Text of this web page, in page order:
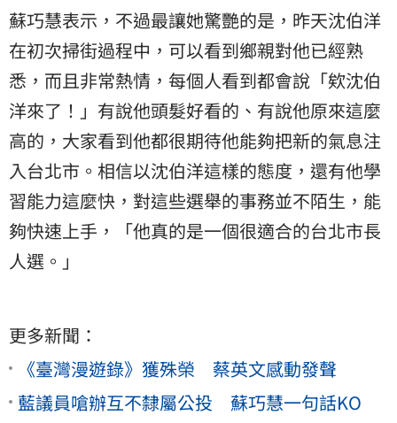
蘇巧慧表示，不過最讓她驚艷的是，昨天沈伯洋
在初次掃街過程中，可以看到鄉親對他已經熟
悉，而且非常熱情，每個人看到都會說「欸沈伯
洋來了！」有說他頭髮好看的、有說他原來這麼
高的，大家看到他都很期待他能夠把新的氣息注
入台北市。相信以沈伯洋這樣的態度，還有他學
習能力這麼快，對這些選舉的事務並不陌生，能
夠快速上手，「他真的是一個很適合的台北市長
人選。」
更多新聞：
《臺灣漫遊錄》獲殊榮 蔡英文感動發聲
藍議員嗆辦互不隸屬公投 蘇巧慧一句話KO